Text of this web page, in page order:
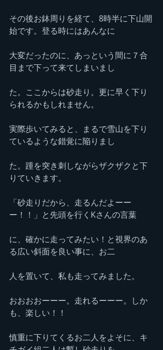
その後お鉢周りを経て、8時半に下山開
始です。登る時にはあんなに
大変だったのに、あっという間に７合
目まで下って来てしまいまし
た。ここからは砂走り。更に早く下り
られるかもしれません。
実際歩いてみると、まるで雪山を下り
ているような錯覚に陥りまし
た。踵を突き刺しながらザクザクと下
りていきます。
「砂走りだから、走るんだよーー
ー！！」と先頭を行くKさんの言葉
に、確かに走ってみたい！と視界のあ
る広い斜面を良い事に、お二
人を置いて、私も走ってみました。
おおおおーーー。走れるーーー。しか
も、楽しい！！
慎重に下りてくるお二人をよそに、キ